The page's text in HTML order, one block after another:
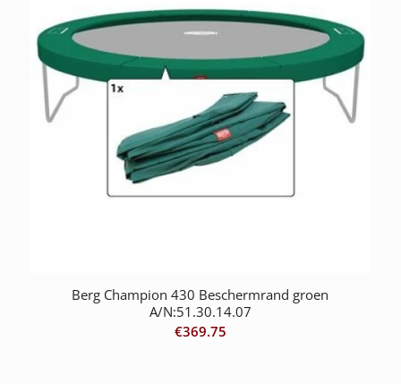
Berg Champion 430 Beschermrand groen
A/N:51.30.14.07
€369.75